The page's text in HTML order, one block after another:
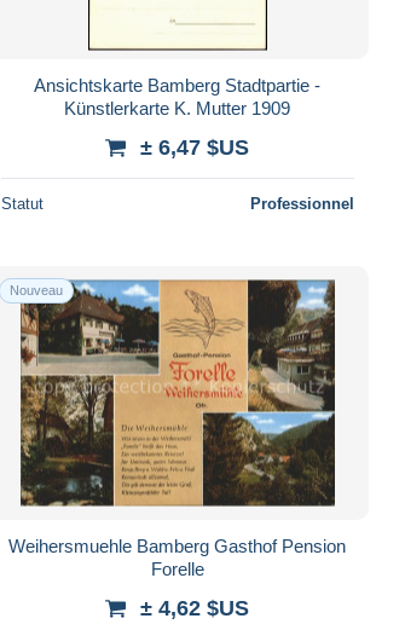
Ansichtskarte Bamberg Stadtpartie -
Künstlerkarte K. Mutter 1909
± 6,47 $US
Statut Professionnel
Nouveau
Weihersmuehle Bamberg Gasthof Pension
Forelle
± 4,62 $US